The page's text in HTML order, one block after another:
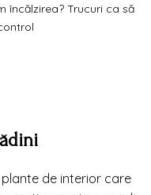
încălzirea? Trucuri ca să
de interior care